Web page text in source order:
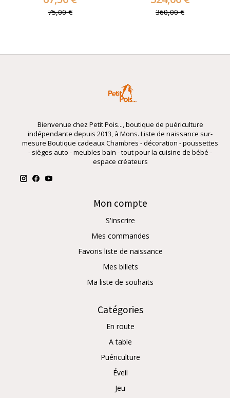
75,00 € 360,00 €
Bienvenue chez Petit Pois..., boutique de puériculture
indépendante depuis 2013, à Mons. Liste de naissance sur-
mesure Boutique cadeaux Chambres - décoration - poussettes
- sièges auto - meubles bain - tout pour la cuisine de bébé -
espace créateurs
Mon compte
S'inscrire
Mes commandes
Favoris liste de naissance
Mes billets
Ma liste de souhaits
Catégories
En route
A table
Puériculture
Éveil
Jeu